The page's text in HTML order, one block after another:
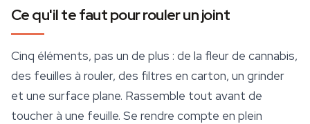
Ce qu'il te faut pour rouler un joint
Cinq éléments, pas un de plus : de la fleur de cannabis,
des feuilles à rouler, des filtres en carton, un grinder
et une surface plane. Rassemble tout avant de
toucher à une feuille. Se rendre compte en plein